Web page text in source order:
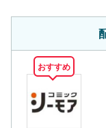
おすすめ